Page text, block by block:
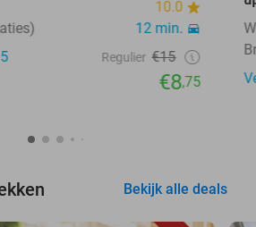
10.0
12 min.
Regulier €15
€8,75
Bekijk alle deals